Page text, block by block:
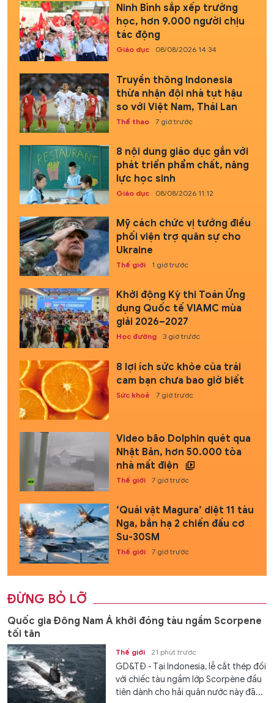
Ninh Bình sắp xếp trường
học, hơn 9.000 người chịu
tác động
Giáo dục 08/08/2026 14:34
Truyền thông Indonesia
thừa nhận đội nhà tụt hậu
so với Việt Nam, Thái Lan
Thể thao 7 giờ trước
8 nội dung giáo dục gắn với
phát triển phẩm chất, năng
lực học sinh
Giáo dục 08/08/2026 11:12
Mỹ cách chức vị tướng điều
phối viện trợ quân sự cho
Ukraine
Thế giới 1 giờ trước
Khởi động Kỳ thi Toán Ứng
dụng Quốc tế VIAMC mùa
giải 2026–2027
Học đường 3 giờ trước
8 lợi ích sức khỏe của trái
cam bạn chưa bao giờ biết
Sức khoẻ 7 giờ trước
Video bão Dolphin quét qua
Nhật Bản, hơn 50.000 tòa
nhà mất điện
Thế giới 7 giờ trước
‘Quái vật Magura’ diệt 11 tàu
Nga, bắn hạ 2 chiến đấu cơ
Su-30SM
Thế giới 7 giờ trước
ĐỪNG BỎ LỠ
Quốc gia Đông Nam Á khởi đóng tàu ngầm Scorpene
tối tân
Thế giới 21 phút trước
GD&TĐ - Tại Indonesia, lễ cắt thép đối
với chiếc tàu ngầm lớp Scorpène đầu
tiên dành cho hải quân nước này đã...